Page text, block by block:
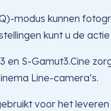
modus kunnen
kunt u de
en S-Gamut3.Cine
Line-camera’s.
voor het